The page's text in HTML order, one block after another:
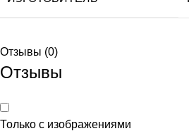
Отзывы (0)
Отзывы
Только с изображениями